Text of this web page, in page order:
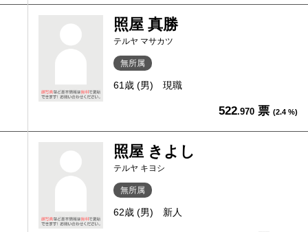
照屋 真勝
テルヤ マサカツ
無所属
61歳 (男) 現職
522.970 票 (2.4 %)
照屋 きよし
テルヤ キヨシ
無所属
62歳 (男) 新人